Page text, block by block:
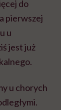
do
pierwszej
u
jest już
u chorych